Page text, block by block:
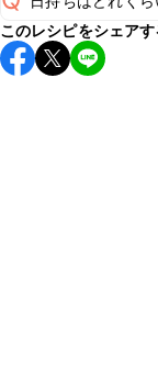
保存期間は冷蔵で
し上がりください
このレシピをシェアす